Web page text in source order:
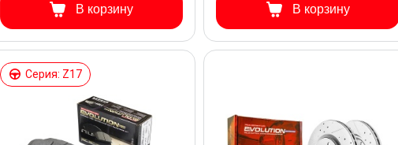
В корзину В корзину
Серия: Z17